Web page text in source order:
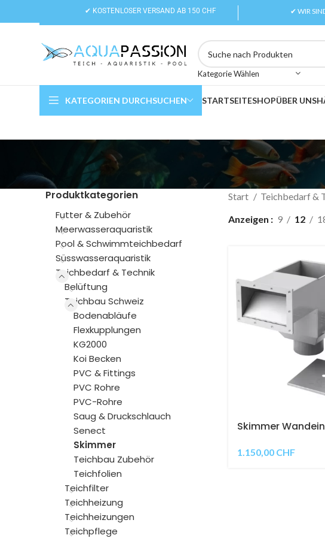
✔ KOSTENLOSER VERSAND AB 150 CHF ✔ WIR
Kategorie Wählen
KATEGORIEN DURCHSUCHEN STARTSEITESHOPÜBER UNS
Produktkategorien
Futter & Zubehör
Meerwasseraquaristik
Pool & Schwimmteichbedarf
Süsswasseraquaristik
Teichbedarf & Technik
Belüftung
Teichbau Schweiz
Bodenabläufe
Flexkupplungen
KG2000
Koi Becken
PVC & Fittings
PVC Rohre
PVC-Rohre
Saug & Druckschlauch
Senect
Skimmer
Teichbau Zubehör
Teichfolien
Teichfilter
Teichheizung
Teichheizungen
Teichpflege
Start Teichbedarf &
Anzeigen
9 12
Skimmer
Schwerkraft
1.150,00 CHF